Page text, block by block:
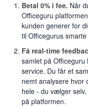
Betal 0% i fee. Når
Officeguru
kunden generer for
til Officegurus
Få real-time
samlet på
service. Du får et
nemt analysere hvor
hele - du vælger
på platformen.